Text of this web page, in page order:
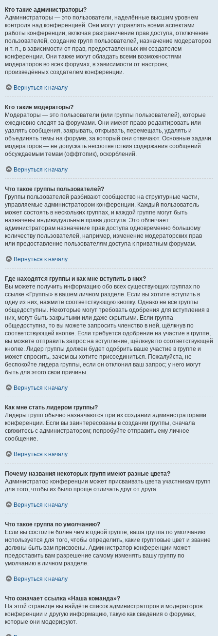
Кто такие администраторы?
Администраторы — это пользователи, наделённые высшим уровнем
контроля над конференцией. Они могут управлять всеми аспектами
работы конференции, включая разграничение прав доступа, отключение
пользователей, создание групп пользователей, назначение модераторов
и т. п., в зависимости от прав, предоставленных им создателем
конференции. Они также могут обладать всеми возможностями
модераторов во всех форумах, в зависимости от настроек,
произведённых создателем конференции.
Вернуться к началу
Кто такие модераторы?
Модераторы — это пользователи (или группы пользователей), которые
ежедневно следят за форумами. Они имеют право редактировать или
удалять сообщения, закрывать, открывать, перемещать, удалять и
объединять темы на форуме, за который они отвечают. Основные задачи
модераторов — не допускать несоответствия содержания сообщений
обсуждаемым темам (оффтопик), оскорблений.
Вернуться к началу
Что такое группы пользователей?
Группы пользователей разбивают сообщество на структурные части,
управляемые администратором конференции. Каждый пользователь
может состоять в нескольких группах, и каждой группе могут быть
назначены индивидуальные права доступа. Это облегчает
администраторам назначение прав доступа одновременно большому
количеству пользователей, например, изменение модераторских прав
или предоставление пользователям доступа к приватным форумам.
Вернуться к началу
Где находятся группы и как мне вступить в них?
Вы можете получить информацию обо всех существующих группах по
ссылке «Группы» в вашем личном разделе. Если вы хотите вступить в
одну из них, нажмите соответствующую кнопку. Однако не все группы
общедоступны. Некоторые могут требовать одобрения для вступления в
них, могут быть закрытыми или даже скрытыми. Если группа
общедоступна, то вы можете запросить членство в ней, щёлкнув по
соответствующей кнопке. Если требуется одобрение на участие в группе,
вы можете отправить запрос на вступление, щёлкнув по соответствующей
кнопке. Лидер группы должен будет одобрить ваше участие в группе и
может спросить, зачем вы хотите присоединиться. Пожалуйста, не
беспокойте лидера группы, если он отклонил ваш запрос; у него могут
быть для этого свои причины.
Вернуться к началу
Как мне стать лидером группы?
Лидеры групп обычно назначаются при их создании администраторами
конференции. Если вы заинтересованы в создании группы, сначала
свяжитесь с администратором; попробуйте отправить ему личное
сообщение.
Вернуться к началу
Почему названия некоторых групп имеют разные цвета?
Администратор конференции может присваивать цвета участникам групп
для того, чтобы их было проще отличать друг от друга.
Вернуться к началу
Что такое группа по умолчанию?
Если вы состоите более чем в одной группе, ваша группа по умолчанию
используется для того, чтобы определить, какие групповые цвет и звание
должны быть вам присвоены. Администратор конференции может
предоставить вам разрешение самому изменять вашу группу по
умолчанию в личном разделе.
Вернуться к началу
Что означает ссылка «Наша команда»?
На этой странице вы найдёте список администраторов и модераторов
конференции и другую информацию, такую как сведения о форумах,
которые они модерируют.